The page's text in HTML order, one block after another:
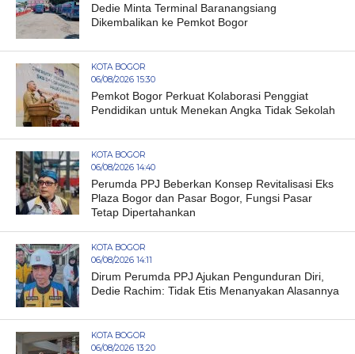
Dedie Minta Terminal Baranangsiang
Dikembalikan ke Pemkot Bogor
KOTA BOGOR
06/08/2026 15:30
Pemkot Bogor Perkuat Kolaborasi Penggiat
Pendidikan untuk Menekan Angka Tidak Sekolah
KOTA BOGOR
06/08/2026 14:40
Perumda PPJ Beberkan Konsep Revitalisasi Eks
Plaza Bogor dan Pasar Bogor, Fungsi Pasar
Tetap Dipertahankan
KOTA BOGOR
06/08/2026 14:11
Dirum Perumda PPJ Ajukan Pengunduran Diri,
Dedie Rachim: Tidak Etis Menanyakan Alasannya
KOTA BOGOR
06/08/2026 13:20